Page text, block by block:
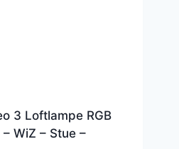
3 Loftlampe RGB
WiZ – Stue –